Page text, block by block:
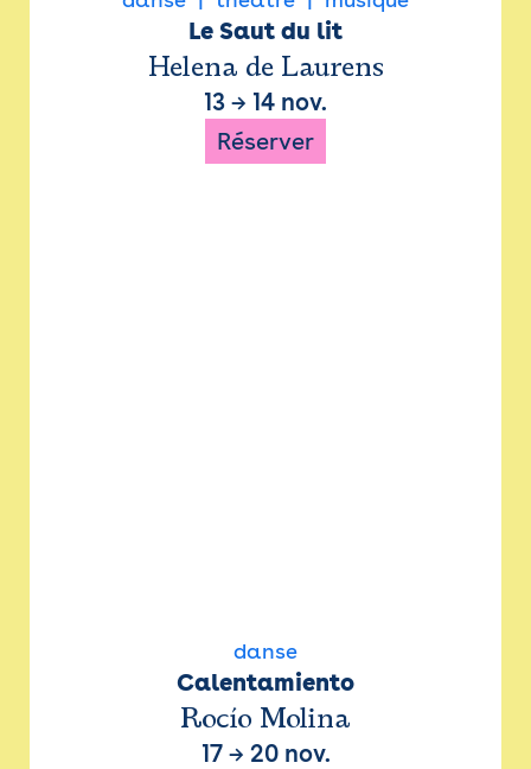
Le Saut du lit
Helena de Laurens
13 → 14 nov.
Réserver
danse
Calentamiento
Rocío Molina
17→ 20 nov.